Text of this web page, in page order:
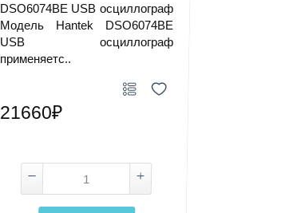
DSO6074BE USB осциллограф
Модель Hantek DSO6074BE
USB осциллограф
применяетс..
21660₽